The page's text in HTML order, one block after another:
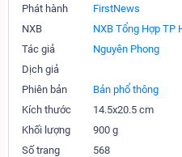
Phát hành
FirstNews
NXB
NXB Tổng Hợp TP
Tác giả
Nguyên Phong
Dịch giả
Phiên bản
Bản phổ thông
Kích thước
14.5x20.5 cm
Khối lượng
900 g
Số trang
568